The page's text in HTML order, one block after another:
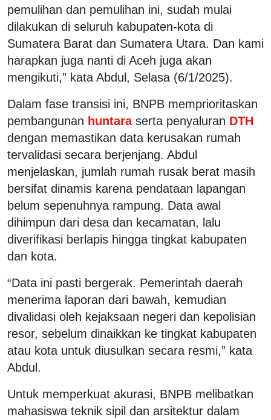
pemulihan dan pemulihan ini, sudah mulai
dilakukan di seluruh kabupaten-kota di
Sumatera Barat dan Sumatera Utara. Dan kami
harapkan juga nanti di Aceh juga akan
mengikuti,” kata Abdul, Selasa (6/1/2025).
Dalam fase transisi ini, BNPB memprioritaskan
pembangunan huntara serta penyaluran DTH
dengan memastikan data kerusakan rumah
tervalidasi secara berjenjang. Abdul
menjelaskan, jumlah rumah rusak berat masih
bersifat dinamis karena pendataan lapangan
belum sepenuhnya rampung. Data awal
dihimpun dari desa dan kecamatan, lalu
diverifikasi berlapis hingga tingkat kabupaten
dan kota.
“Data ini pasti bergerak. Pemerintah daerah
menerima laporan dari bawah, kemudian
divalidasi oleh kejaksaan negeri dan kepolisian
resor, sebelum dinaikkan ke tingkat kabupaten
atau kota untuk diusulkan secara resmi,” kata
Abdul.
Untuk memperkuat akurasi, BNPB melibatkan
mahasiswa teknik sipil dan arsitektur dalam